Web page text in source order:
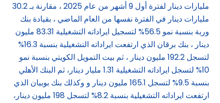
مليارات دينار لفترة أول 9 أشهر من عام 2025 ، مقارنة بـ 30.2
مليارات دينار في الفترة نفسها من العام الماضي ، بقيادة بنك
وربة بنسبة نمو 56.5% لتسجيل ايراداته التشغيلية 83.31 مليون
دينار ، بنك برقان الذي ارتفعت ايراداته التشغيلية بنسبة 16.3%
لتسجل 192.2 مليون دينار ، ثم بيت التمويل الكويتي بنسبة نمو
10% لتسجل ايراداته التشغيلية 1.31 مليار دينار، ثم البنك الأهلي
بنسبة 9.5% لتسجل 165.1 مليون دينار و وكذلك بنك بوبيان الذي
ارتفعت ايراداته التشغيلية بنسبة 8.2% لتسجل 198 مليون دينار،